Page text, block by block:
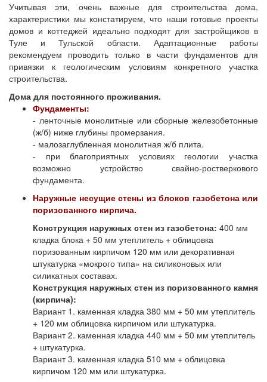
Учитывая эти, очень важные для строительства дома,
характеристики мы констатируем, что наши готовые проекты
домов и коттеджей идеально подходят для застройщиков в
Туле и Тульской области. Адаптационные работы
рекомендуем проводить только в части фундаментов для
привязки к геологическим условиям конкретного участка
строительства.
Дома для постоянного проживания.
Фундаменты:
- ленточные монолитные или сборные железобетонные
(ж/б) ниже глубины промерзания.
- малозаглубленная монолитная ж/б плита.
- при благоприятных условиях геологии участка
возможно устройство свайно-ростверкового
фундамента.
Наружные несущие стены из блоков газобетона или
поризованного кирпича.
Конструкция наружных стен из газобетона: 400 мм
кладка блока + 50 мм утеплитель + облицовка
поризованным кирпичом 120 мм или декоративная
штукатурка «мокрого типа» на силиконовых или
силикатных составах.
Конструкция наружных стен из поризованного камня
(кирпича):
Вариант 1. каменная кладка 380 мм + 50 мм утеплитель
+ 120 мм облицовка кирпичом или штукатурка.
Вариант 2. каменная кладка 440 мм + 50 мм утеплитель
+ штукатурка.
Вариант 3. каменная кладка 510 мм + облицовка
кирпичом 120 мм или штукатурка.